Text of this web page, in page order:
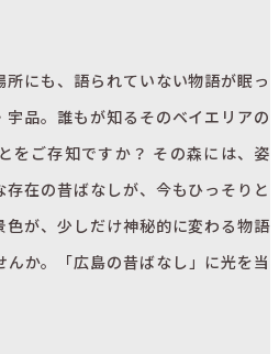
のおうけつ」とは？【昔ばな
。1年後に100点になるデニム
で、歩きながら話すこと＃4
解く、平和のモニュメント
にも、語られていない物語が眠っ
品。誰もが知るそのベイエリアの
をご存知ですか？ その森には、姿
在の昔ばなしが、今もひっそりと
色が、少しだけ神秘的に変わる物語
か。「広島の昔ばなし」に光を当